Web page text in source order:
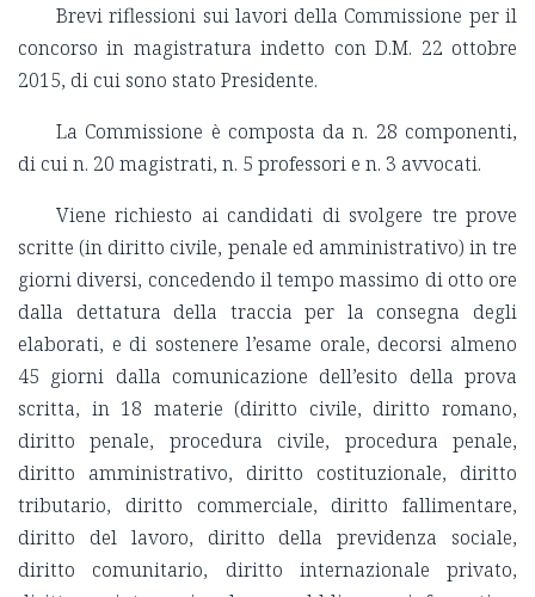
Brevi riflessioni sui lavori della Commissione per il
concorso in magistratura indetto con D.M. 22 ottobre
2015, di cui sono stato Presidente.
La Commissione è composta da n. 28 componenti,
di cui n. 20 magistrati, n. 5 professori e n. 3 avvocati.
Viene richiesto ai candidati di svolgere tre prove
scritte (in diritto civile, penale ed amministrativo) in tre
giorni diversi, concedendo il tempo massimo di otto ore
dalla dettatura della traccia per la consegna degli
elaborati, e di sostenere l’esame orale, decorsi almeno
45 giorni dalla comunicazione dell’esito della prova
scritta, in 18 materie (diritto civile, diritto romano,
diritto penale, procedura civile, procedura penale,
diritto amministrativo, diritto costituzionale, diritto
tributario, diritto commerciale, diritto fallimentare,
diritto del lavoro, diritto della previdenza sociale,
diritto comunitario, diritto internazionale privato,